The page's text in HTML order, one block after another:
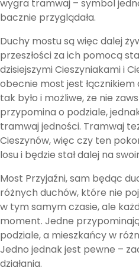
wygra tramwaj – symbol
bacznie przyglądała.
Duchy mostu są więc dalej
przeszłości za ich pomocą
dzisiejszymi Cieszyniakami i
obecnie most jest
tak było i możliwe, że nie
przypomina o podziale,
tramwaj jedności. Tramwaj
Cieszynów, więc czy ten
losu i będzie stał dalej na
Most Przyjaźni, sam będąc
różnych duchów, które nie
w tym samym czasie, ale
moment. Jedne
podziale, a mieszkańcy w
Jedno jednak jest pewne –
działania.